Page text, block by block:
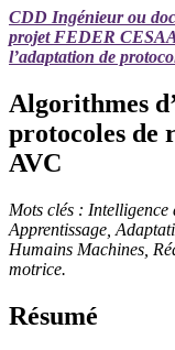
CDD Ingénieur ou
projet FEDER
l’adaptation de
Algorithmes
protocoles de
AVC
Mots clés : Intelligence
Apprentissage,
Humains Machines,
motrice.
Résumé